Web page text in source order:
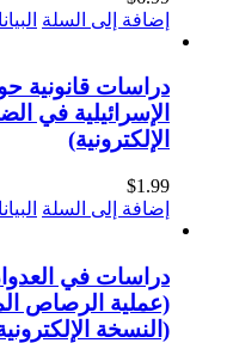
إضافة إلى السلة
دراسات قانونية
الإسرائيلية في
الإلكترونية)
$1.99
إضافة إلى السلة
دراسات في
(عملية الرصاص
(النسخة